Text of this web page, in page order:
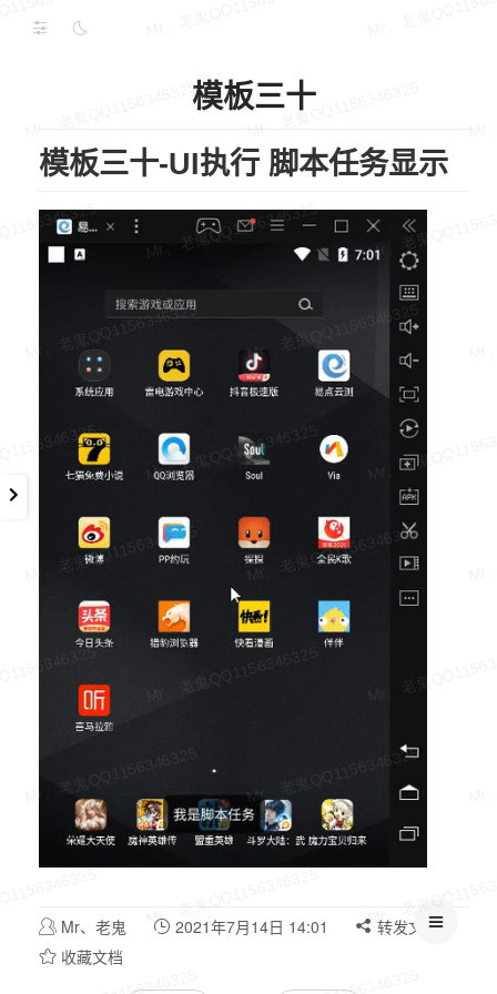
模板三十
模板三十-UI执行 脚本任务显示
Mr、老鬼 2021年7月14日 14:01
转发文档
收藏文档